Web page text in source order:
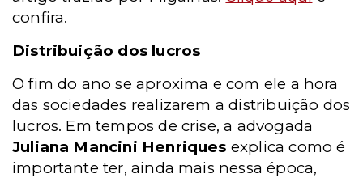
confira.
Distribuição dos lucros
O fim do ano se aproxima e com ele a hora
das sociedades realizarem a distribuição dos
lucros. Em tempos de crise, a advogada
Juliana Mancini Henriques explica como é
importante ter, ainda mais nessa época,